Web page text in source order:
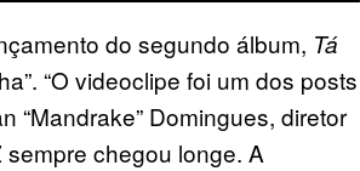
do segundo álbum, Tá
“O videoclipe foi um dos posts
“Mandrake” Domingues, diretor
chegou longe. A